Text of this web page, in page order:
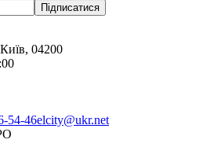
Підписатися
04200
54-46elcity@ukr.net